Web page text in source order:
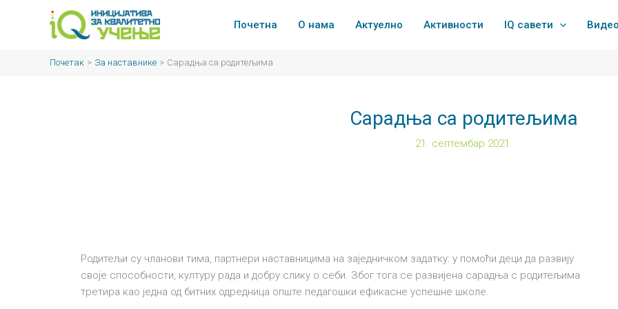
Почетна О нама Актуелно Активности IQ савети
Почетак За наставнике Сарадња са родитељима
Сарадња са родитељима
21. септембар 2021.
Родитељи су чланови тима, партнери наставницима на заједничком задатку: у помоћи деци да развију
своје способности, културу рада и добру слику о себи. Због тога се развијена сарадња с родитељима
третира као једна од битних одредница опште педагошки ефикасне успешне школе.